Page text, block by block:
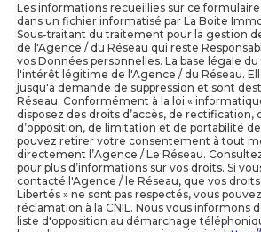
Les informations recueillies sur ce
dans un fichier informatisé par La Boite
Sous-traitant du traitement pour la gestion
de l'Agence / du Réseau qui reste
vos Données personnelles. La base légale
l'intérêt légitime de l'Agence / du Réseau.
jusqu'à demande de suppression et sont
Réseau. Conformément à la loi «
disposez des droits d’accès, de rectification,
d’opposition, de limitation et de portabilité
pouvez retirer votre consentement à tout
directement l’Agence / Le Réseau.
pour plus d’informations sur vos droits. Si
contacté l'Agence / le Réseau, que vos
Libertés » ne sont pas respectés, vous
réclamation à la CNIL. Nous vous informons
liste d'opposition au démarchage